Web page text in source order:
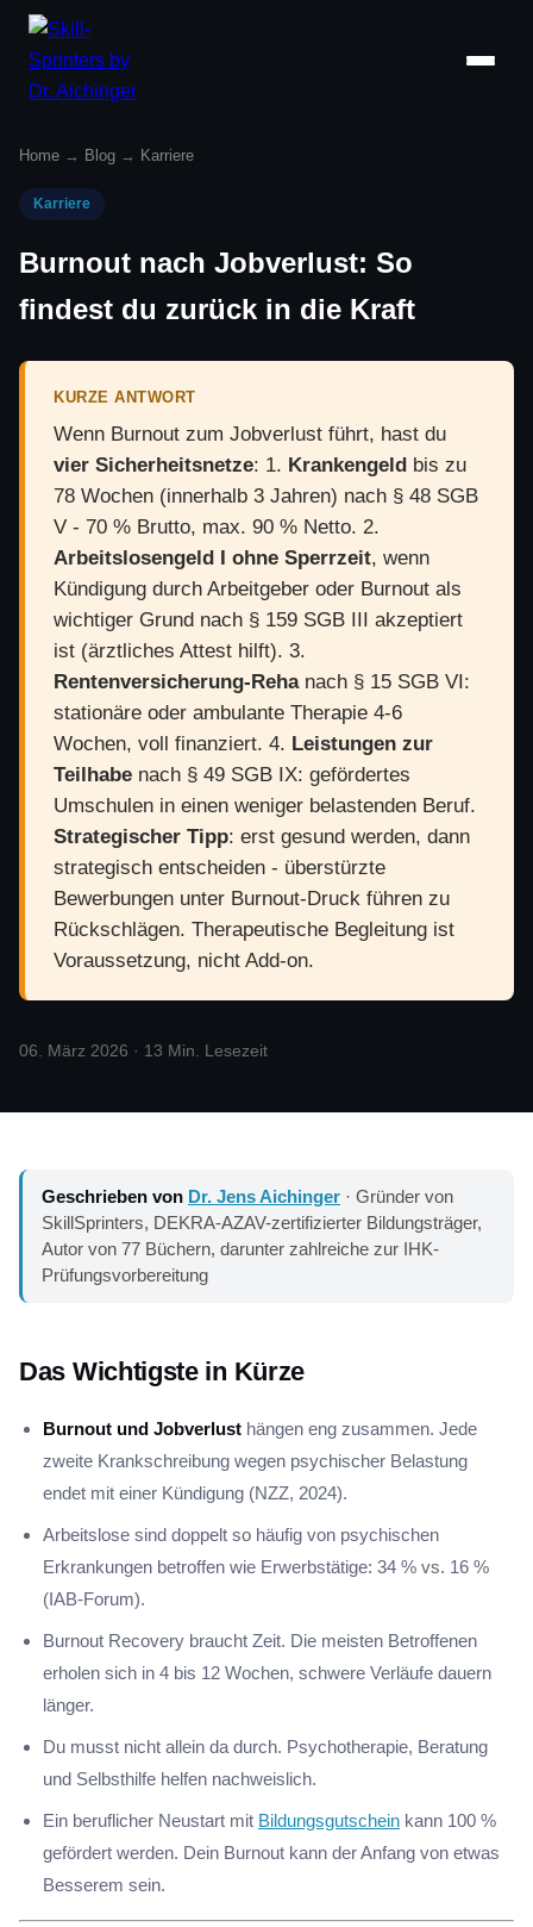
Home → Blog → Karriere
Karriere
Burnout nach Jobverlust: So
findest du zurück in die Kraft
KURZE ANTWORT
Wenn Burnout zum Jobverlust führt, hast du
vier Sicherheitsnetze: 1. Krankengeld bis zu
78 Wochen (innerhalb 3 Jahren) nach § 48 SGB
V - 70 % Brutto, max. 90 % Netto. 2.
Arbeitslosengeld I ohne Sperrzeit, wenn
Kündigung durch Arbeitgeber oder Burnout als
wichtiger Grund nach § 159 SGB III akzeptiert
ist (ärztliches Attest hilft). 3.
Rentenversicherung-Rehanach § 15 SGB VI:
stationäre oder ambulante Therapie 4-6
Wochen, voll finanziert. 4. Leistungen zur
Teilhabe nach § 49 SGB IX: gefördertes
Umschulen in einen weniger belastenden Beruf.
Strategischer Tipp: erst gesund werden, dann
strategisch entscheiden - überstürzte
Bewerbungen unter Burnout-Druck führen zu
Rückschlägen. Therapeutische Begleitung ist
Voraussetzung, nicht Add-on.
06. März 2026 · 13 Min. Lesezeit
Geschrieben von Dr. Jens Aichinger · Gründer von
SkillSprinters, DEKRA-AZAV-zertifizierter Bildungsträger,
Autor von 77 Büchern, darunter zahlreiche zur IHK-
Prüfungsvorbereitung
Das Wichtigste in Kürze
Burnout und Jobverlust hängen eng zusammen. Jede
zweite Krankschreibung wegen psychischer Belastung
endet mit einer Kündigung (NZZ, 2024).
Arbeitslose sind doppelt so häufig von psychischen
Erkrankungen betroffen wie Erwerbstätige: 34 % vs. 16 %
(IAB-Forum).
Burnout Recovery braucht Zeit. Die meisten Betroffenen
erholen sich in 4 bis 12 Wochen, schwere Verläufe dauern
länger.
Du musst nicht allein da durch. Psychotherapie, Beratung
und Selbsthilfe helfen nachweislich.
Ein beruflicher Neustart mit Bildungsgutschein kann 100 %
gefördert werden. Dein Burnout kann der Anfang von etwas
Besserem sein.